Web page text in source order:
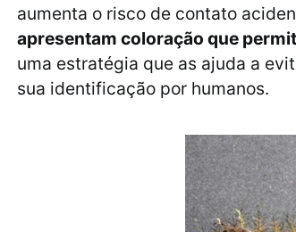
aumenta o risco de contato
apresentam coloração que
uma estratégia que as ajuda a
sua identificação por humanos.